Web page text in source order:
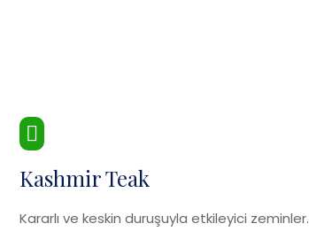
Kashmir Teak
Kararlı ve keskin duruşuyla etkileyici zeminler.